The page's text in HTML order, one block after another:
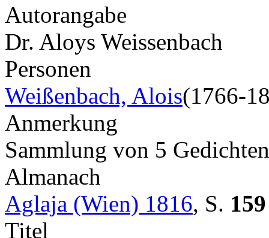
Autorangabe
Dr. Aloys Weissenbach
Personen
Weißenbach, Alois(1766-
Anmerkung
Sammlung von 5
Almanach
Aglaja (Wien) 1816, S. 159
Titel